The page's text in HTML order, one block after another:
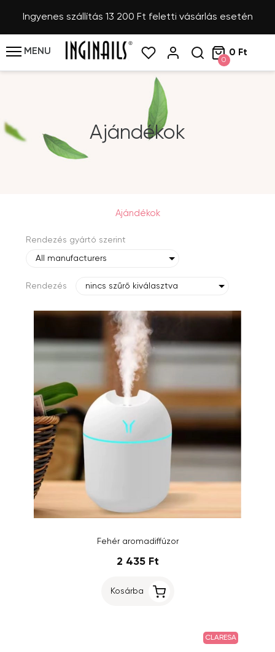
Ingyenes szállítás 13 200 Ft feletti vásárlás esetén
MENU
0
0 Ft
Ajándékok
Ajándékok
Rendezés gyártó szerint
All manufacturers
Rendezés nincs szűrő kiválasztva
Fehér aromadiffúzor
2 435 Ft
Kosárba
CLARESA